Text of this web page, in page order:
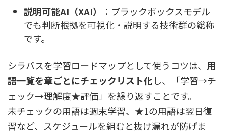
説明可能AI（XAI）
：ブラックボックスモデル
でも判断根拠を可視化・説明する技術群の総称
です。
シラバスを学習ロードマップとして使うコツは、 用
語一覧を章ごとにチェックリスト化し、「学習→チ
ェック→理解度★評価」を繰り返すことです。
未チェックの用語は週末学習、★1の用語は翌日復
習など、スケジュールを組むと抜け漏れが防げま